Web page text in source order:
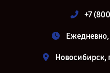
+7
Новосибирск,